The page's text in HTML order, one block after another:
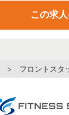
この求
> フロントスタ